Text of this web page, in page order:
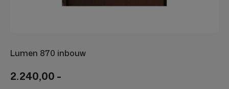
Lumen 870 inbouw
2.240,00 -